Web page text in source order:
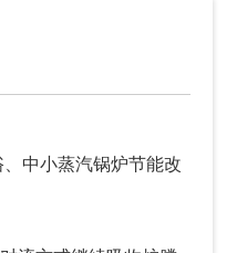
中小蒸汽锅炉节能改